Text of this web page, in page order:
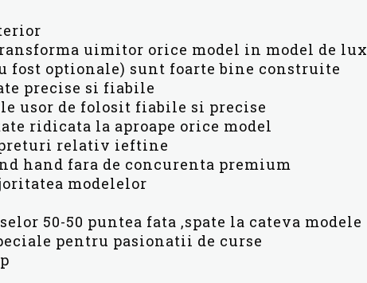
uimitor orice model in model de lux
fost optionale) sunt foarte bine construite
precise si fiabile
usor de folosit fiabile si precise
ridicata la aproape orice model
preturi relativ ieftine
hand fara de concurenta premium
modelelor
50-50 puntea fata ,spate la cateva modele
pentru pasionatii de curse